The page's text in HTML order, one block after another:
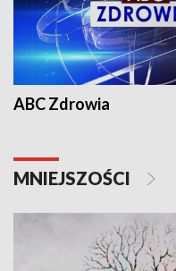
ABC Zdrowia
MNIEJSZOŚCI